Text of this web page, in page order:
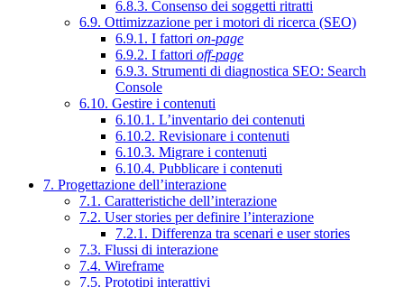
6.8.3. Consenso dei soggetti ritratti
6.9. Ottimizzazione per i motori di ricerca (SEO)
6.9.1. I fattori on-page
6.9.2. I fattori off-page
6.9.3. Strumenti di diagnostica SEO: Search
Console
6.10. Gestire i contenuti
6.10.1. L’inventario dei contenuti
6.10.2. Revisionare i contenuti
6.10.3. Migrare i contenuti
6.10.4. Pubblicare i contenuti
7. Progettazione dell’interazione
7.1. Caratteristiche dell’interazione
7.2. User stories per definire l’interazione
7.2.1. Differenza tra scenari e user stories
7.3. Flussi di interazione
7.4. Wireframe
7.5. Prototipi interattivi